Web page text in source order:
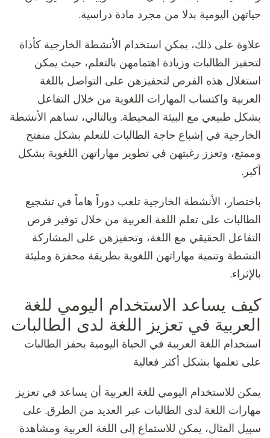
حياتهن اليومية بدلا من مجرد مادة دراسية.
علاوة على ذلك، يمكن استخدام الأنشطة الخارجية كأداة
لتحفيز الطالبات وزيادة اهتمامهن بالتعلم، حيث يمكن
استغلال هذه الفرص لتحفيزهن على التواصل باللغة
العربية واكتساب المهارات اللغوية من خلال التفاعل
بشكل طبيعي مع البيئة المحيطة. وبالتالي، تساهم الأنشطة
الخارجية في إشباع حاجة الطالبات للتعلم بشكل منفتح
وممتع، وتعزز رغبتهن في تطوير مهاراتهن اللغوية بشكل
أكبر.
باختصار، الأنشطة الخارجية تلعب دوراً هاماً في تشجيع
الطالبات على تعلم اللغة العربية من خلال توفير فرص
التفاعل الحقيقي مع اللغة، وتحفيزهن على المشاركة
النشطة وتنمية مهاراتهن اللغوية بطريقة محفزة ومليئة
بالإثراء.
كيف يساعد الاستخدام اليومي للغة
العربية في تعزيز اللغة لدى الطالبات
استخدام اللغة العربية في الحياة اليومية يحفز الطالبات
على تعلمها بشكل أكثر فعالية
يمكن للاستخدام اليومي للغة العربية أن يساعد في تعزيز
مهارات اللغة لدى الطالبات عبر العديد من الطرق. على
سبيل المثال، يمكن للاستماع إلى اللغة العربية ومشاهدة